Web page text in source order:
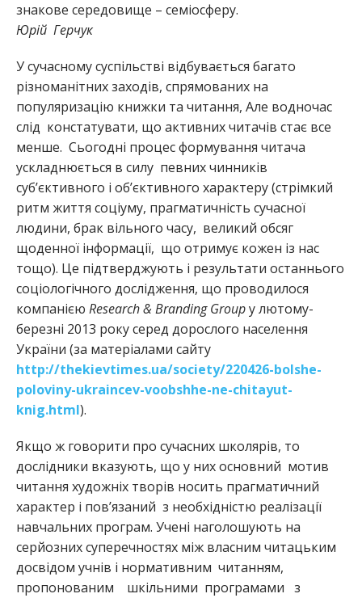
знакове середовище – семіосферу.
Юрій Герчук
У сучасному суспільстві відбувається багато
різноманітних заходів, спрямованих на
популяризацію книжки та читання, Але водночас
слід констатувати, що активних читачів стає все
менше. Сьогодні процес формування читача
ускладнюється в силу певних чинників
суб’єктивного і об’єктивного характеру (стрімкий
ритм життя соціуму, прагматичність сучасної
людини, брак вільного часу, великий обсяг
щоденної інформації, що отримує кожен із нас
тощо). Це підтверджують і результати останнього
соціологічного дослідження, що проводилося
компанією Research & Branding Groupу лютому-
березні 2013 року серед дорослого населення
України (за матеріалами сайту
http://thekievtimes.ua/society/220426-bolshe-
poloviny-ukraincev-voobshhe-ne-chitayut-
knig.html).
Якщо ж говорити про сучасних школярів, то
дослідники вказують, що у них основний мотив
читання художніх творів носить прагматичний
характер і пов’язаний з необхідністю реалізації
навчальних програм. Учені наголошують на
серйозних суперечностях між власним читацьким
досвідом учнів і нормативним читанням,
пропонованим шкільними програмами з